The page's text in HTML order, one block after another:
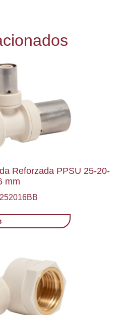
Reforzada PPSU 25-20-
mm